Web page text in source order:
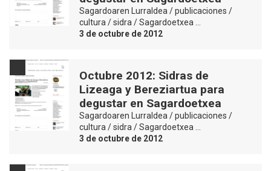
Sagardoaren Lurraldea / publicaciones /
cultura / sidra / Sagardoetxea …
3 de octubre de 2012
Octubre 2012: Sidras de
Lizeaga y Bereziartua para
degustar en Sagardoetxea
Sagardoaren Lurraldea / publicaciones /
cultura / sidra / Sagardoetxea …
3 de octubre de 2012